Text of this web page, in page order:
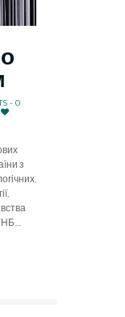
- 0
з